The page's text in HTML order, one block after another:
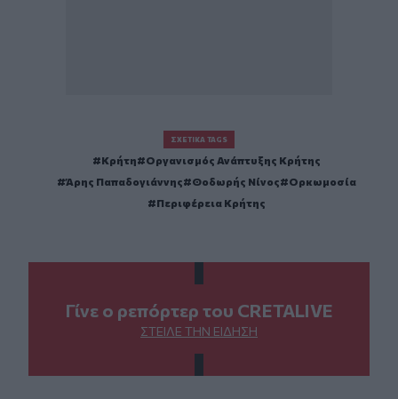
ΣΧΕΤΙΚΆ TAGS
Κρήτη
Οργανισμός Ανάπτυξης Κρήτης
Άρης Παπαδογιάννης
Θοδωρής Νίνος
Ορκωμοσία
Περιφέρεια Κρήτης
Γίνε ο ρεπόρτερ του CRETALIVE
ΣΤΕΊΛΕ ΤΗΝ ΕΊΔΗΣΗ